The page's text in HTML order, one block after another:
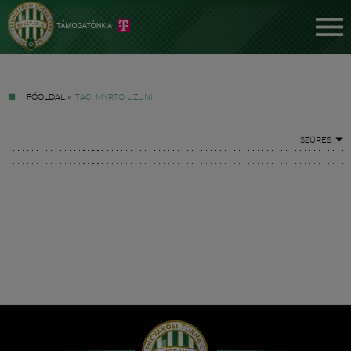
FŐOLDAL » TAG: MYRTO UZUNI
SZŰRÉS
Hírek